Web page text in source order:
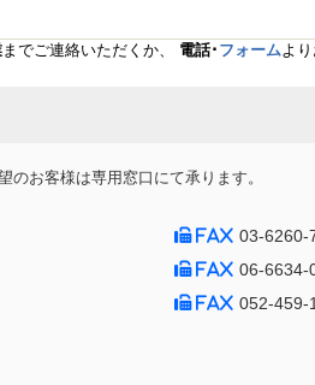
までご連絡いただくか、 電話･ フォームより
お客様は専用窓口にて承ります。
03-6260-
06-6634-
052-459-